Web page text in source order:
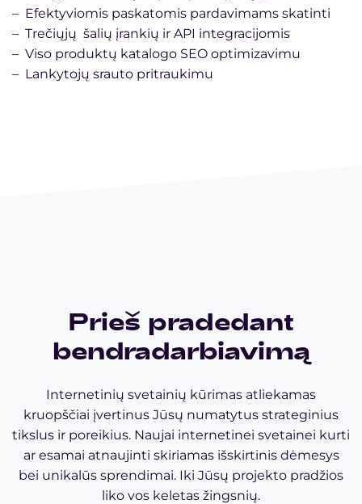
– Efektyviomis paskatomis pardavimams skatinti
– Trečiųjų šalių įrankių ir API integracijomis
– Viso produktų katalogo SEO optimizavimu
– Lankytojų srauto pritraukimu
Prieš pradedant
bendradarbiavimą
Internetinių svetainių kūrimas atliekamas
kruopščiai įvertinus Jūsų numatytus strateginius
tikslus ir poreikius. Naujai internetinei svetainei kurti
ar esamai atnaujinti skiriamas išskirtinis dėmesys
bei unikalūs sprendimai. Iki Jūsų projekto pradžios
liko vos keletas žingsnių.